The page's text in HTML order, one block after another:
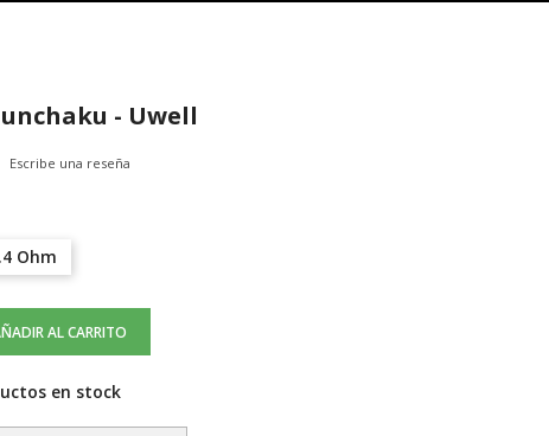
- Uwell
Escribe una reseña
Ohm
AL CARRITO
en stock